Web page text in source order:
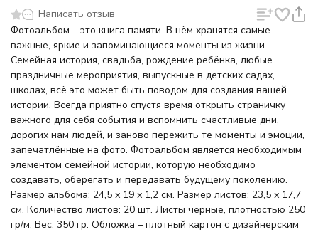
Написать отзыв
Фотоальбом – это книга памяти. В нём хранятся самые
важные, яркие и запоминающиеся моменты из жизни.
Семейная история, свадьба, рождение ребёнка, любые
праздничные мероприятия, выпускные в детских садах,
школах, всё это может быть поводом для создания вашей
истории. Всегда приятно спустя время открыть страничку
важного для себя события и вспомнить счастливые дни,
дорогих нам людей, и заново пережить те моменты и эмоции,
запечатлённые на фото. Фотоальбом является необходимым
элементом семейной истории, которую необходимо
создавать, оберегать и передавать будущему поколению.
Размер альбома: 24,5 х 19 х 1,2 см. Размер листов: 23,5 х 17,7
см. Количество листов: 20 шт. Листы чёрные, плотностью 250
гр/м. Вес: 350 гр. Обложка – плотный картон с дизайнерским